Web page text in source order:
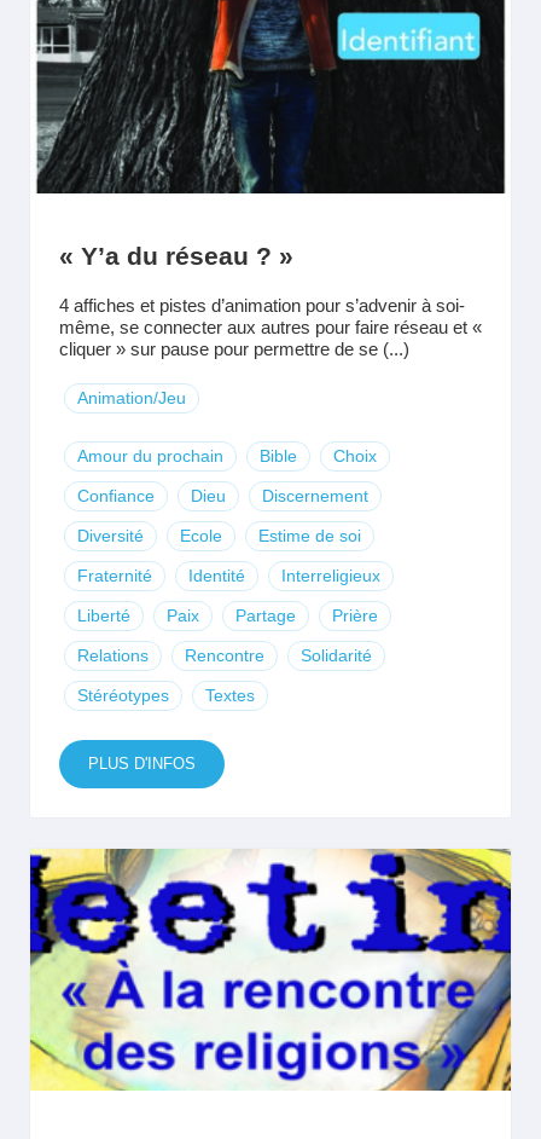
« Y’a du réseau ? »
4 affiches et pistes d’animation pour s’advenir à soi-
même, se connecter aux autres pour faire réseau et «
cliquer » sur pause pour permettre de se (...)
Animation/Jeu
Amour du prochain Bible Choix
Confiance Dieu Discernement
Diversité Ecole Estime de soi
Fraternité Identité Interreligieux
Liberté Paix Partage Prière
Relations Rencontre Solidarité
Stéréotypes Textes
PLUS D'INFOS